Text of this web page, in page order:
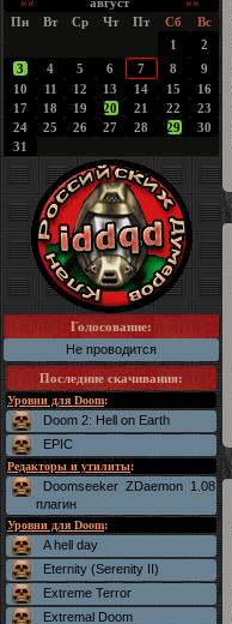
Пн
Вт Ср Чт Пт Сб
Вс
1
2
3
4 5 6 7 8
9
10
11 12 13 14 15
16
17
18 19 20 21 22
23
24
25 26 27 28 29
30
31
Голосование:
Не проводится
Последние скачивания:
Уровни для Doom:
Doom 2: Hell on Earth
EPIC
Редакторы и утилиты:
Doomseeker ZDaemon 1.08
плагин
Уровни для Doom:
A hell day
Eternity (Serenity II)
Extreme Terror
Extremal Doom